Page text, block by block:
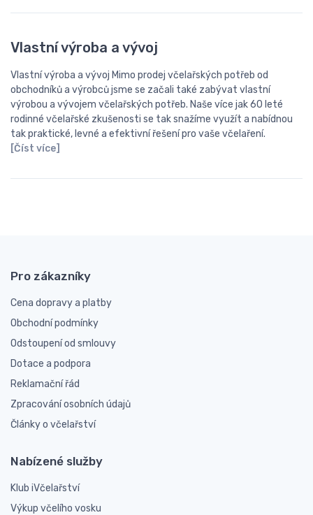
Vlastní výroba a vývoj
Vlastní výroba a vývoj Mimo prodej včelařských potřeb od
obchodníků a výrobců jsme se začali také zabývat vlastní
výrobou a vývojem včelařských potřeb. Naše více jak 60 leté
rodinné včelařské zkušenosti se tak snažíme využít a nabídnou
tak praktické, levné a efektivní řešení pro vaše včelaření.
[Číst více]
Pro zákazníky
Cena dopravy a platby
Obchodní podmínky
Odstoupení od smlouvy
Dotace a podpora
Reklamační řád
Zpracování osobních údajů
Články o včelařství
Nabízené služby
Klub iVčelařství
Výkup včelího vosku